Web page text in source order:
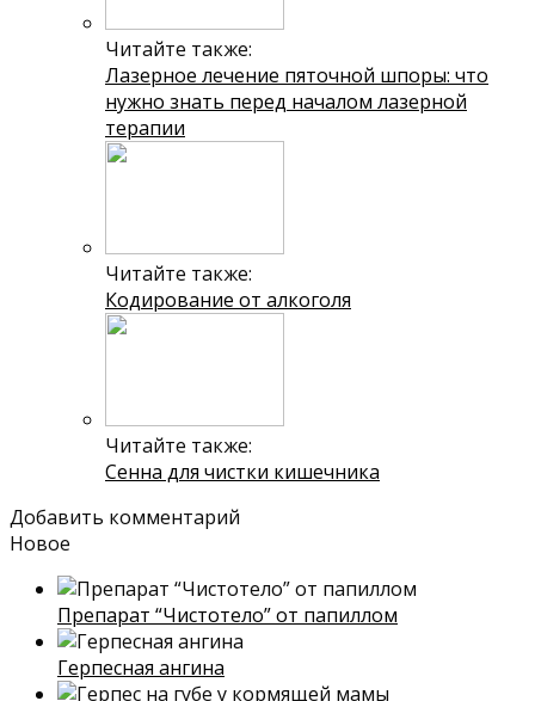
Читайте также:
Лазерное лечение пяточной шпоры: что
нужно знать перед началом лазерной
терапии
Читайте также:
Кодирование от алкоголя
Читайте также:
Сенна для чистки кишечника
Добавить комментарий
Новое
Препарат “Чистотело” от папиллом
Герпесная ангина